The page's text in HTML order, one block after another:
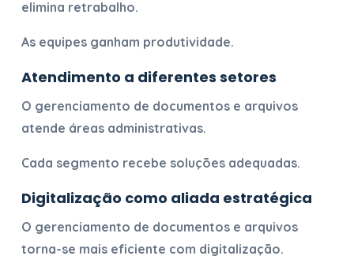
elimina retrabalho.
As equipes ganham produtividade.
Atendimento a diferentes setores
O gerenciamento de documentos e arquivos
atende áreas administrativas.
Cada segmento recebe soluções adequadas.
Digitalização como aliada estratégica
O gerenciamento de documentos e arquivos
torna-se mais eficiente com digitalização.